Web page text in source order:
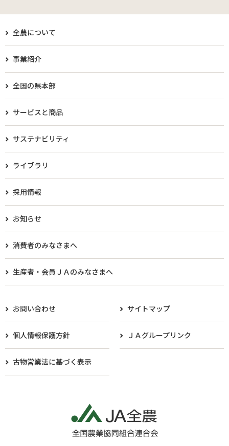
全農について
事業紹介
全国の県本部
サービスと商品
サステナビリティ
ライブラリ
採用情報
お知らせ
消費者のみなさまへ
生産者・会員ＪＡのみなさまへ​
お問い合わせ サイトマップ
個人情報保護方針 ＪＡグループリンク
古物営業法に基づく表示